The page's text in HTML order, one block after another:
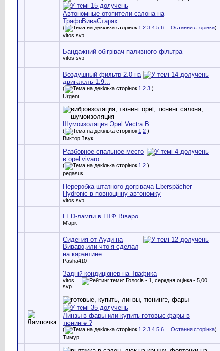
Автономные отопители салона на
ТрафоВиваСтарах
( 1 2 3 4 5 6 Остання сторінка)
vitos svp
Бандажний обігрівач паливного фільтра
vitos svp
Воздушный фильтр 2.0 на
двигатель 1.9...
( 1 2 3 )
Urgent
Шумоизоляция Opel Vectra B
( 1 2 )
Виктор Звук
Разборное спальное место
в opel vivaro
( 1 2 )
pegasus
Переробка штатного догрівача Eberspächer
Hydronic в повноцінну автономку
vitos svp
LED-лампи в ПТФ Віваро
М'арк
Сидения от Ауди на
Виваро,или что я сделал
на карантине
Pasha410
Задній кондиціонер на Трафика
vitos
svp
Линзы в фары или купить готовые фары в
тюнинге ?
( 1 2 3 4 5 6 Остання сторінка)
Тимур